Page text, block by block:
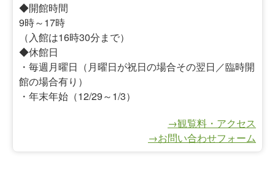
◆開館時間
9時～17時
（入館は16時30分まで）
◆休館日
・毎週月曜日（月曜日が祝日の場合その翌日／臨時開
館の場合有り）
・年末年始（12/29～1/3）
→観覧料・アクセス
→お問い合わせフォーム